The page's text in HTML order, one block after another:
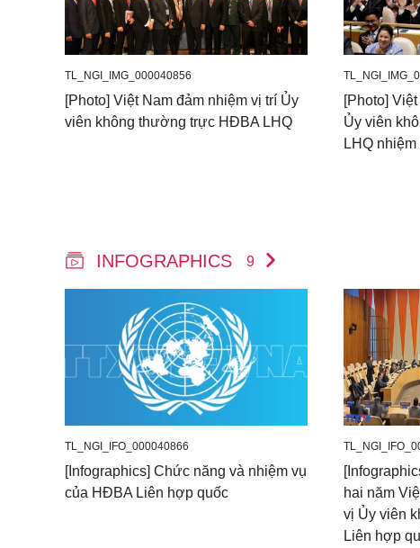
TL_NGI_IMG_000040856
[Photo] Việt Nam đảm nhiệm vị trí Ủy
viên không thường trực HĐBA LHQ
[Photo]
Ủy viên
LHQ
INFOGRAPHICS 9
TL_NGI_IFO_000040866
[Infographics] Chức năng và nhiệm vụ
của HĐBA Liên hợp quốc
hai năm
vị Ủy viên
Liên hợp